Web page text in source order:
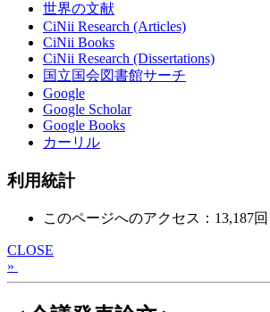
世界の文献
CiNii Research (Articles)
CiNii Books
CiNii Research (Dissertations)
国立国会図書館サーチ
Google
Google Scholar
Google Books
カーリル
利用統計
このページへのアクセス：13,187回
CLOSE
»